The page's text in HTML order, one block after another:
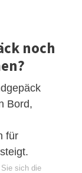
noch
Bord,
für
Sie sich die